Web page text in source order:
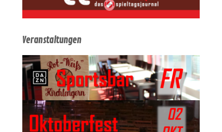
Veranstaltungen